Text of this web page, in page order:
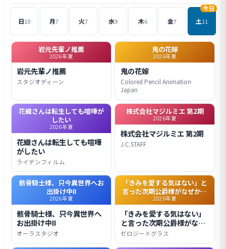
日10 月7 火7 水9 木6 金7 土11
今日
岩元先輩ノ推薦
2026年夏
岩元先輩ノ推薦
スタジオディーン
鬼の花嫁
2026年夏
鬼の花嫁
Colored Pencil Animation
Japan
花織さんは転生しても喧嘩が
したい
2026年夏
花織さんは転生しても喧嘩
がしたい
ライデンフィルム
株式会社マジルミエ 第2期
2026年夏
株式会社マジルミエ 第2期
J.C.STAFF
骸骨騎士様、只今異世界へお
出掛け中Ⅱ
2026年夏
骸骨騎士様、只今異世界へ
お出掛け中Ⅱ
オーラスタジオ
「きみを愛する気はない」と
言った次期公爵様がなぜか溺
愛してきます
2026年夏
「きみを愛する気はない」
と言った次期公爵様がなぜ
か溺愛してきます
ゼロジー×グラス